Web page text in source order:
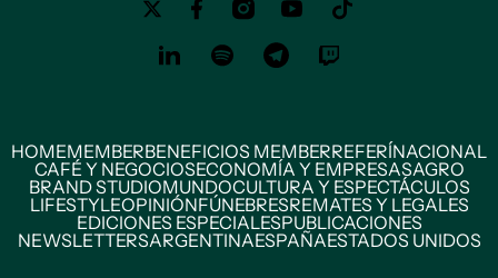
HOMEMEMBERBENEFICIOS MEMBERREFERÍNACIONAL
CAFÉ Y NEGOCIOSECONOMÍA Y EMPRESASAGRO
BRAND STUDIOMUNDOCULTURA Y ESPECTÁCULOS
LIFESTYLEOPINIÓNFÚNEBRESREMATES Y LEGALES
EDICIONES ESPECIALESPUBLICACIONES
NEWSLETTERSARGENTINAESPAÑAESTADOS UNIDOS